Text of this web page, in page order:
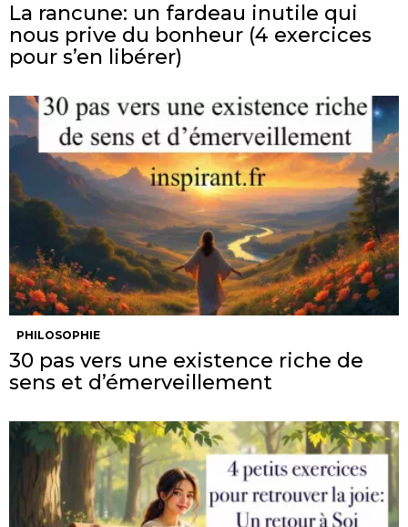
La rancune: un fardeau inutile qui
nous prive du bonheur (4 exercices
pour s’en libérer)
PHILOSOPHIE
30 pas vers une existence riche de
sens et d’émerveillement